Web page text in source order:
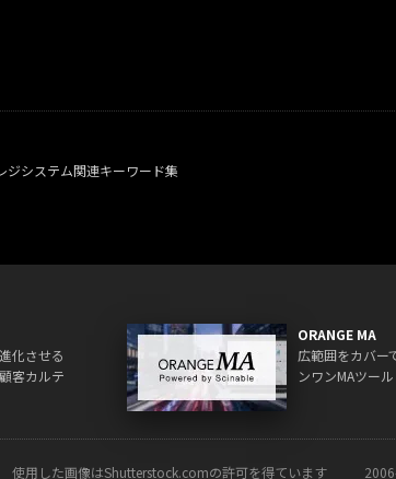
ジシステム関連キーワード集
化させる
客カルテ
ORANGE MA
広範囲をカバー
ンワンMAツール
使用した画像はShutterstock.comの許可を得ています